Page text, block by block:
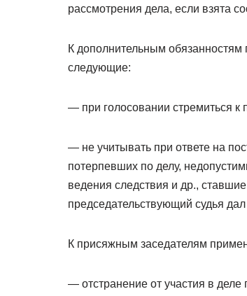
рассмотрения дела, если взята
К дополнительным обязанностям
следующие:
— при голосовании стремиться
— не учитывать при ответе на
потерпевших по делу,
ведения следствия и др.,
председательствующий судья
К присяжным заседателям
— отстранение от участия в деле